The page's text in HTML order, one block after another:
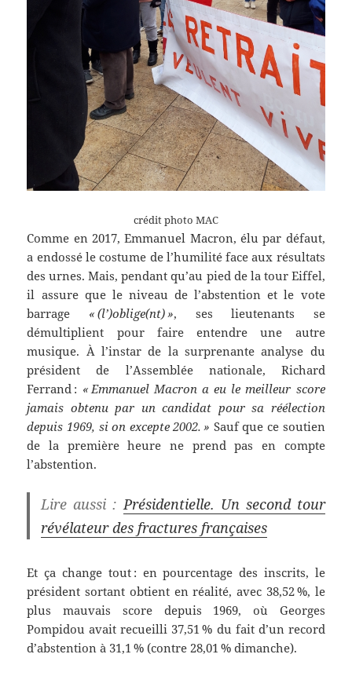
crédit photo MAC
Comme en 2017, Emmanuel Macron, élu par défaut,
a endossé le costume de l’humilité face aux résultats
des urnes. Mais, pendant qu’au pied de la tour Eiffel,
il assure que le niveau de l’abstention et le vote
barrage « (l’)oblige(nt) », ses lieutenants se
démultiplient pour faire entendre une autre
musique. À l’instar de la surprenante analyse du
président de l’Assemblée nationale, Richard
Ferrand : « Emmanuel Macron a eu le meilleur score
jamais obtenu par un candidat pour sa réélection
depuis 1969, si on excepte 2002. » Sauf que ce soutien
de la première heure ne prend pas en compte
l’abstention.
Lire aussi : Présidentielle. Un second tour
révélateur des fractures françaises
Et ça change tout : en pourcentage des inscrits, le
président sortant obtient en réalité, avec 38,52 %, le
plus mauvais score depuis 1969, où Georges
Pompidou avait recueilli 37,51 % du fait d’un record
d’abstention à 31,1 % (contre 28,01 % dimanche).